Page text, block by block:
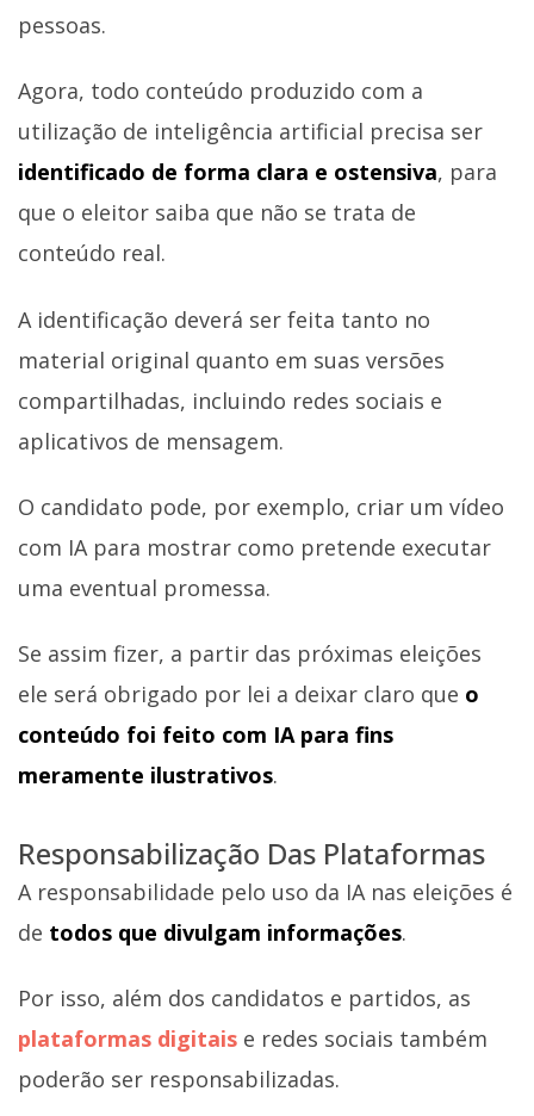
pessoas.
Agora, todo conteúdo produzido com a
utilização de inteligência artificial precisa ser
identificado de forma clara e ostensiva, para
que o eleitor saiba que não se trata de
conteúdo real.
A identificação deverá ser feita tanto no
material original quanto em suas versões
compartilhadas, incluindo redes sociais e
aplicativos de mensagem.
O candidato pode, por exemplo, criar um vídeo
com IA para mostrar como pretende executar
uma eventual promessa.
Se assim fizer, a partir das próximas eleições
ele será obrigado por lei a deixar claro que o
conteúdo foi feito com IA para fins
meramente ilustrativos.
Responsabilização Das Plataformas
A responsabilidade pelo uso da IA nas eleições é
de todos que divulgam informações.
Por isso, além dos candidatos e partidos, as
plataformas digitais e redes sociais também
poderão ser responsabilizadas.